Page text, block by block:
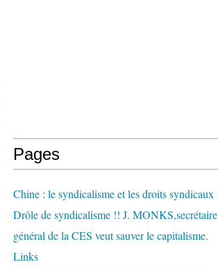
Pages
Chine : le syndicalisme et les droits syndicaux
Drôle de syndicalisme !! J. MONKS,secrétaire
général de la CES veut sauver le capitalisme.
Links